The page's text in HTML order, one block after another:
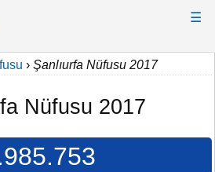
☰
› Şanlıurfa Nüfusu 2017
Nüfusu 2017